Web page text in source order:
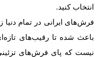
انتخاب کنید.
فرش‌های ایرانی در تمام دنیا
باعث شده تا رقیب‌های
نیست که پای فرش‌های